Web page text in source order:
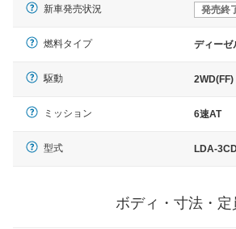
新車発売状況 発売終
燃料タイプ ディーゼ
駆動 2WD(FF)
ミッション 6速AT
型式 LDA-
ボディ・寸法・定